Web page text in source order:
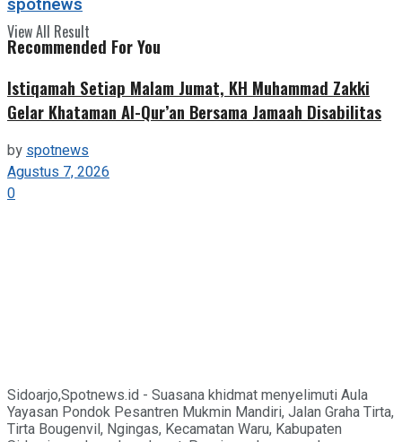
View All Result
Recommended For You
Istiqamah Setiap Malam Jumat, KH Muhammad Zakki
Gelar Khataman Al-Qur’an Bersama Jamaah Disabilitas
byspotnews
Agustus 7, 2026
0
Sidoarjo,Spotnews.id - Suasana khidmat menyelimuti Aula
Yayasan Pondok Pesantren Mukmin Mandiri, Jalan Graha Tirta,
Tirta Bougenvil, Ngingas, Kecamatan Waru, Kabupaten